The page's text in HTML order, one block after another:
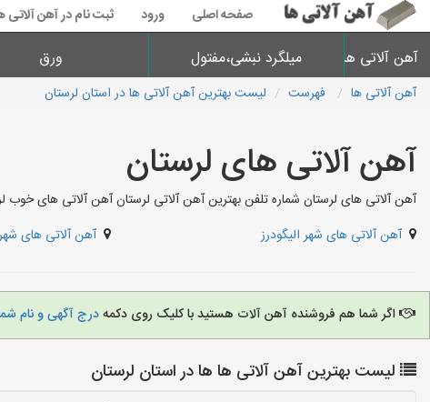
صفحه اصلی ورود ثبت نام در آهن آلاتی
آهن آلاتی ها میلگرد نبشی،مفتول ورق
آهن آلاتی ها فهرست لیست بهترین آهن آلاتی ها در استان لرستان
آهن آلاتی های لرستان
آهن آلاتی های لرستان شماره تلفن بهترین آهن آلاتی لرستان آهن آلاتی های
آهن آلاتی های شهر الیگودرز
آهن آلاتی های
اگر شما هم فروشنده آهن آلات هستید با کلیک روی دکمهدرج آگهی و نام
لیست بهترین آهن آلاتی ها ها در استان لرستان